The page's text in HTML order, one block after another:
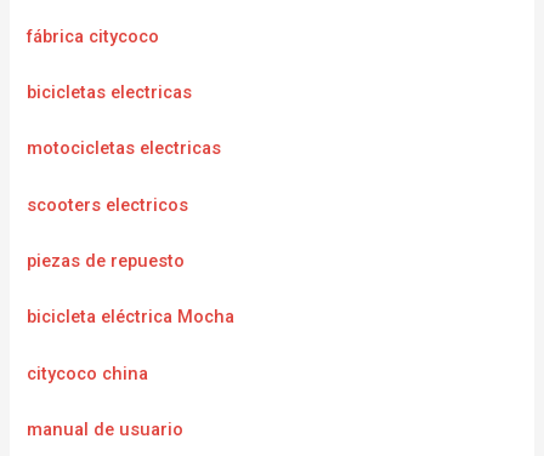
fábrica citycoco
bicicletas electricas
motocicletas electricas
scooters electricos
piezas de repuesto
bicicleta eléctrica Mocha
citycoco china
manual de usuario